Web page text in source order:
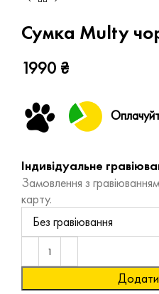
Сумка Multy
1990 ₴
Індивідуальне
Замовлення з
карту.